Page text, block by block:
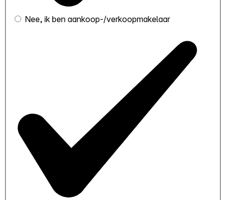
Nee, ik ben aankoop-/verkoopmakelaar